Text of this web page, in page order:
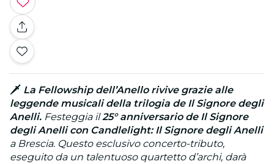
🗡️ La Fellowship dell’Anello rivive grazie alle
leggende musicali della trilogia de Il Signore degli
Anelli. Festeggia il25° anniversario de Il Signore
degli Anelli con Candlelight: Il Signore degli Anelli
a Brescia. Questo esclusivo concerto-tributo,
eseguito da un talentuoso quartetto d’archi, darà